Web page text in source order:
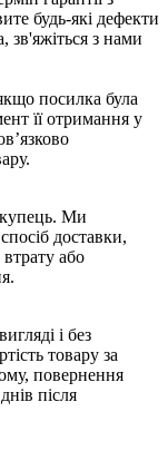
будь-які дефекти
зв'яжіться з нами
посилка була
її отримання у
Ми
доставки,
втрату або
і без
товару за
повернення
після